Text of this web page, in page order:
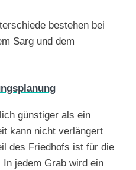
bestehen bei
Sarg und dem
günstiger als ein
kann nicht verlängert
des Friedhofs ist für die
jedem Grab wird ein